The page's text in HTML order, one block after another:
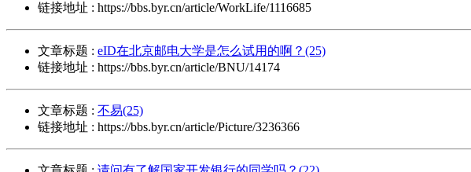
链接地址 : https://bbs.byr.cn/article/WorkLife/1116685
文章标题 : eID在北京邮电大学是怎么试用的啊？(25)
链接地址 : https://bbs.byr.cn/article/BNU/14174
文章标题 : 不易(25)
链接地址 : https://bbs.byr.cn/article/Picture/3236366